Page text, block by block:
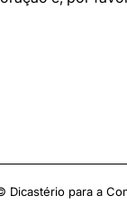
Dicastério para a